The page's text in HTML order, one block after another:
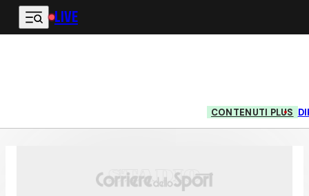
Vai al contenuto principale
LIVE
CONTENUTI PLUS